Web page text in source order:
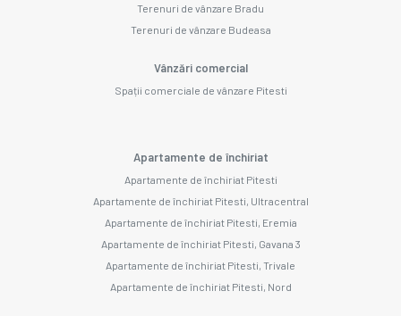
Terenuri de vânzare Bradu
Terenuri de vânzare Budeasa
Vânzări comercial
Spații comerciale de vânzare Pitesti
Apartamente de închiriat
Apartamente de închiriat Pitesti
Apartamente de închiriat Pitesti, Ultracentral
Apartamente de închiriat Pitesti, Eremia
Apartamente de închiriat Pitesti, Gavana 3
Apartamente de închiriat Pitesti, Trivale
Apartamente de închiriat Pitesti, Nord